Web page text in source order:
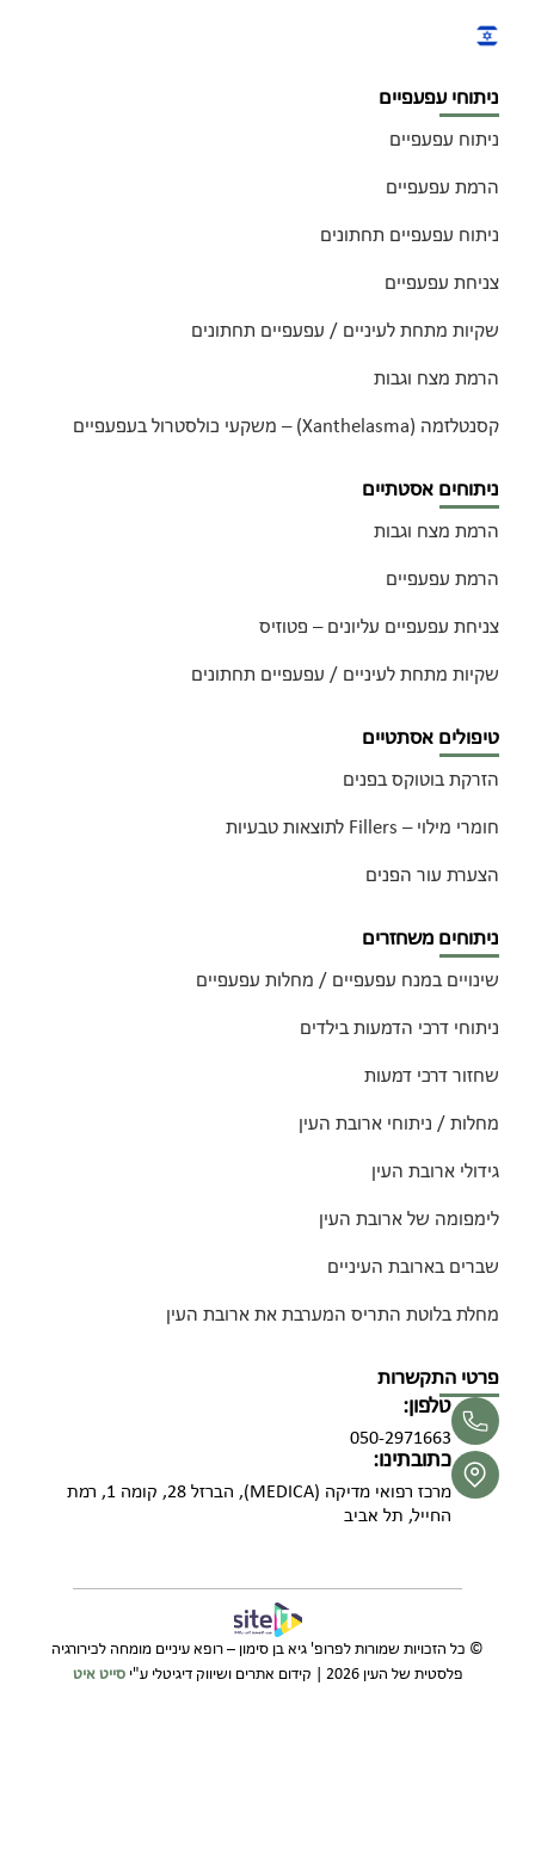
ניתוחי עפעפיים
ניתוח עפעפיים
הרמת עפעפיים
ניתוח עפעפיים תחתונים
צניחת עפעפיים
שקיות מתחת לעיניים / עפעפיים תחתונים
הרמת מצח וגבות
קסנטלזמה (Xanthelasma) – משקעי כולסטרול בעפעפיים
ניתוחים אסטתיים
הרמת מצח וגבות
הרמת עפעפיים
צניחת עפעפיים עליונים – פטוזיס
שקיות מתחת לעיניים / עפעפיים תחתונים
טיפולים אסתטיים
הזרקת בוטוקס בפנים
חומרי מילוי – Fillers לתוצאות טבעיות
הצערת עור הפנים
ניתוחים משחזרים
שינויים במנח עפעפיים / מחלות עפעפיים
ניתוחי דרכי הדמעות בילדים
שחזור דרכי דמעות
מחלות / ניתוחי ארובת העין
גידולי ארובת העין
לימפומה של ארובת העין
שברים בארובת העיניים
מחלת בלוטת התריס המערבת את ארובת העין
פרטי התקשרות
טלפון:
050-2971663
כתובתינו:
מרכז רפואי מדיקה (MEDICA), הברזל 28, קומה 1, רמת
החייל, תל אביב
© כל הזכויות שמורות לפרופ' גיא בן סימון – רופא עיניים מומחה לכירורגיה
פלסטית של העין 2026 | קידום אתרים ושיווק דיגיטלי ע"י
סייט איט